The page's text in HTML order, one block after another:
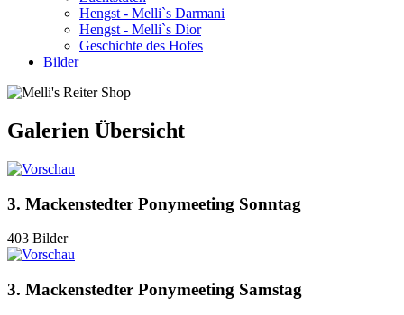
Hengst - Melli`s Darmani
Hengst - Melli`s Dior
Geschichte des Hofes
Bilder
Galerien Übersicht
3. Mackenstedter Ponymeeting Sonntag
403 Bilder
3. Mackenstedter Ponymeeting Samstag